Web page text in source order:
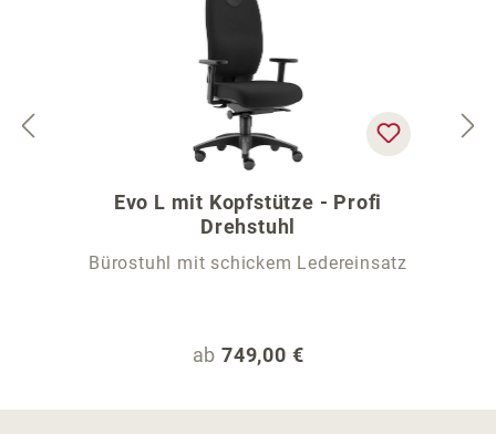
Evo L mit Kopfstütze - Profi
Drehstuhl
Bürostuhl mit schickem Ledereinsatz
Regulärer Preis:
ab 749,00 €